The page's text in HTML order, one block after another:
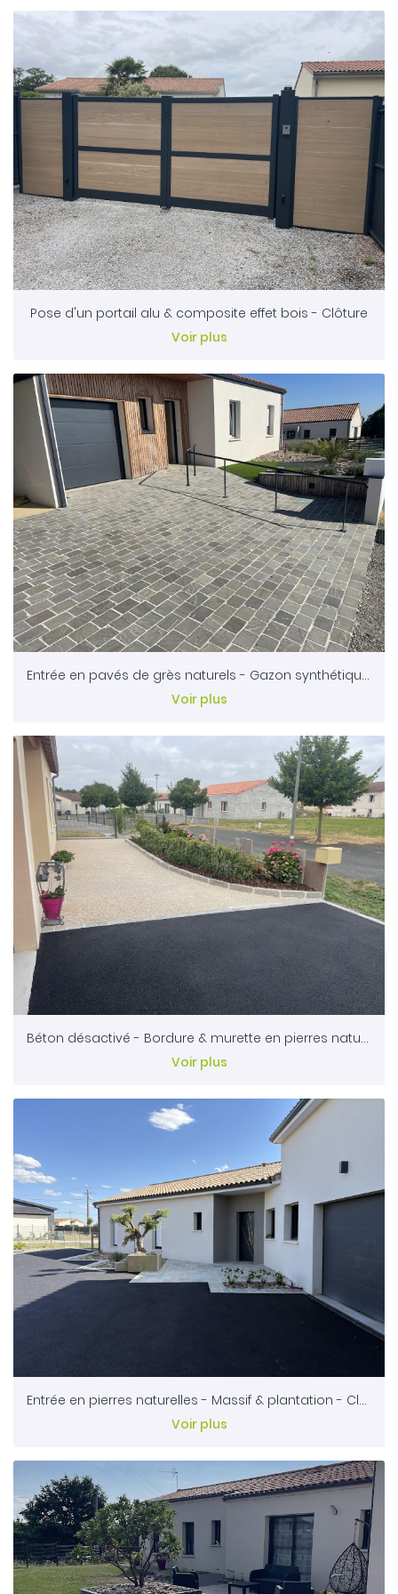
Pose d'un portail alu & composite effet bois - Clôture
Voir plus
Entrée en pavés de grès naturels - Gazon synthétique - Massifs en pierres naturelles et panneaux décors alu avec découpe laser
Voir plus
Béton désactivé - Bordure & murette en pierres naturelles - Enrobé
Voir plus
Entrée en pierres naturelles - Massif & plantation - Clôture & portillon en acier treillis oobamboo
Voir plus